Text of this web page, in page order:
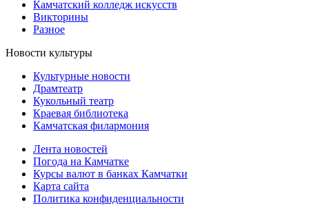
Камчатский колледж искусств
Викторины
Разное
Новости культуры
Культурные новости
Драмтеатр
Кукольный театр
Краевая библиотека
Камчатская филармония
Лента новостей
Погода на Камчатке
Курсы валют в банках Камчатки
Карта сайта
Политика конфиденциальности